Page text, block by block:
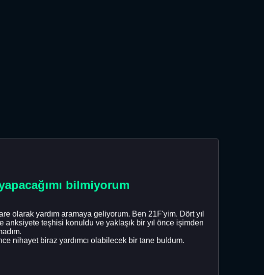
bilmiyorum
olarak yardım aramaya geliyorum. Ben 21F'yim. Dört yıl
teşhisi konuldu ve yaklaşık bir yıl önce işimden
nihayet biraz yardımcı olabilecek bir tane buldum.